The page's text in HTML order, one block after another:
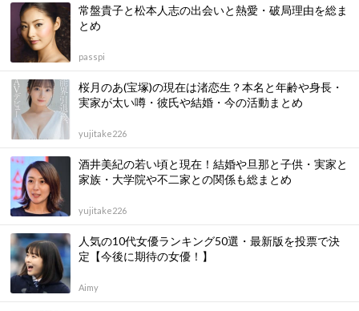
常盤貴子と松本人志の出会いと熱愛・破局理由を総ま
とめ
passpi
桜月のあ(宝塚)の現在は渚恋生？本名と年齢や身長・
実家が太い噂・彼氏や結婚・今の活動まとめ
yujitake226
酒井美紀の若い頃と現在！結婚や旦那と子供・実家と
家族・大学院や不二家との関係も総まとめ
yujitake226
人気の10代女優ランキング50選・最新版を投票で決
定【今後に期待の女優！】
Aimy